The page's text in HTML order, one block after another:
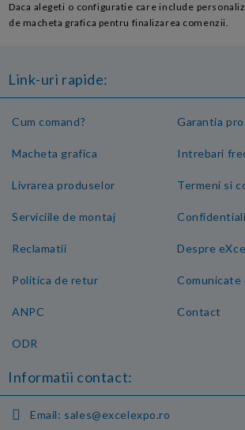
Daca alegeti o configuratie care include
de macheta grafica pentru finalizarea comenzii.
Link-uri rapide:
Cum comand?
Macheta grafica
Livrarea produselor
Serviciile de montaj
Garantia
Intrebari
Termeni si
Reclamatii
Politica de retur
ANPC
ODR
Despre
Comunicate
Contact
Informatii contact:
Email: sales@excelexpo.ro